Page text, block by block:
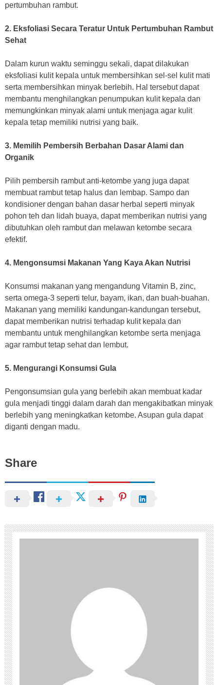
pertumbuhan rambut.
2. Eksfoliasi Secara Teratur Untuk Pertumbuhan Rambut
Sehat
Dalam kurun waktu seminggu sekali, dapat dilakukan
eksfoliasi kulit kepala untuk membersihkan sel-sel kulit mati
serta membersihkan minyak berlebih. Hal tersebut dapat
membantu menghilangkan penumpukan kulit kepala dan
memungkinkan minyak alami untuk menjaga agar kulit
kepala tetap memiliki nutrisi yang baik.
3. Memilih Pembersih Berbahan Dasar Alami dan
Organik
Pilih pembersih rambut anti-ketombe yang juga dapat
membuat rambut tetap halus dan lembap. Sampo dan
kondisioner dengan bahan dasar herbal seperti minyak
pohon teh dan lidah buaya, dapat memberikan nutrisi yang
dibutuhkan oleh rambut dan melawan ketombe secara
efektif.
4. Mengonsumsi Makanan Yang Kaya Akan Nutrisi
Konsumsi makanan yang mengandung Vitamin B, zinc,
serta omega-3 seperti telur, bayam, ikan, dan buah-buahan.
Makanan yang memiliki kandungan-kandungan tersebut,
dapat memberikan nutrisi terhadap kulit kepala dan
membantu untuk menghilangkan ketombe serta menjaga
agar rambut tetap sehat dan lembut.
5. Mengurangi Konsumsi Gula
Pengonsumsian gula yang berlebih akan membuat kadar
gula menjadi tinggi dalam darah dan mengakibatkan minyak
berlebih yang meningkatkan ketombe. Asupan gula dapat
diganti dengan madu.
Share